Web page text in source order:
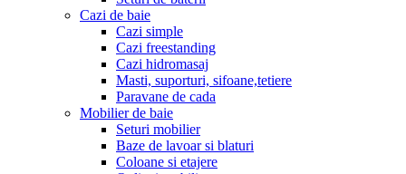
Cazi de baie
Cazi simple
Cazi freestanding
Cazi hidromasaj
Masti, suporturi, sifoane,tetiere
Paravane de cada
Mobilier de baie
Seturi mobilier
Baze de lavoar si blaturi
Coloane si etajere